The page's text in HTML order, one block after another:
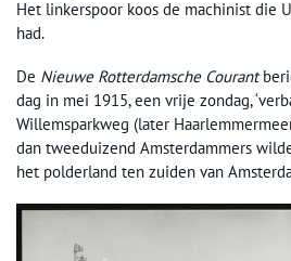
Het linkerspoor koos de machinist die
had.
De Nieuwe Rotterdamsche Courant
dag in mei 1915, een vrije zondag,
Willemsparkweg (later
dan tweeduizend Amsterdammers
het polderland ten zuiden van